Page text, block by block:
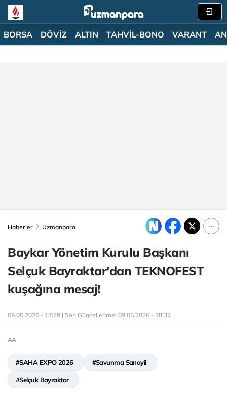
BORSA DÖVİZ ALTIN TAHVİL-BONO VARANT
Haberler Uzmanpara
Baykar Yönetim Kurulu Başkanı
Selçuk Bayraktar'dan TEKNOFEST
kuşağına mesaj!
09.05.2026 - 14:28 | Son Güncellenme: 09.05.2026 - 18:32
AA
#SAHA EXPO 2026 #Savunma Sanayii
#Selçuk Bayraktar